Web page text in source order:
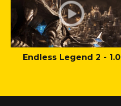
Endless Legend 2 - 1.0